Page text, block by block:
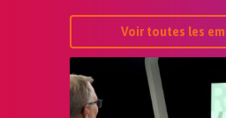
Voir toutes les